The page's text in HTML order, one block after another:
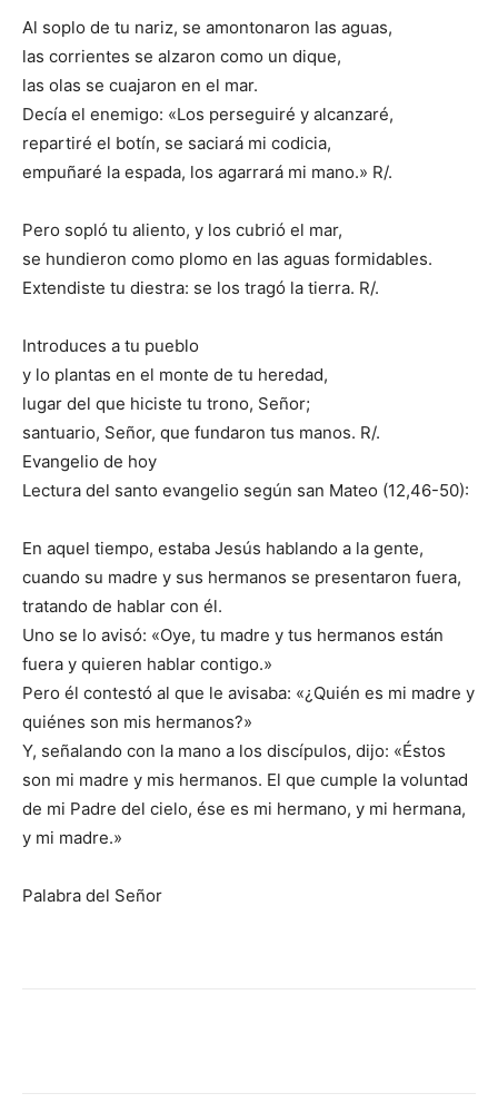
Al soplo de tu nariz, se amontonaron las aguas,
las corrientes se alzaron como un dique,
las olas se cuajaron en el mar.
Decía el enemigo: «Los perseguiré y alcanzaré,
repartiré el botín, se saciará mi codicia,
empuñaré la espada, los agarrará mi mano.» R/.
Pero sopló tu aliento, y los cubrió el mar,
se hundieron como plomo en las aguas formidables.
Extendiste tu diestra: se los tragó la tierra. R/.
Introduces a tu pueblo
y lo plantas en el monte de tu heredad,
lugar del que hiciste tu trono, Señor;
santuario, Señor, que fundaron tus manos. R/.
Evangelio de hoy
Lectura del santo evangelio según san Mateo (12,46-50):
En aquel tiempo, estaba Jesús hablando a la gente,
cuando su madre y sus hermanos se presentaron fuera,
tratando de hablar con él.
Uno se lo avisó: «Oye, tu madre y tus hermanos están
fuera y quieren hablar contigo.»
Pero él contestó al que le avisaba: «¿Quién es mi madre y
quiénes son mis hermanos?»
Y, señalando con la mano a los discípulos, dijo: «Éstos
son mi madre y mis hermanos. El que cumple la voluntad
de mi Padre del cielo, ése es mi hermano, y mi hermana,
y mi madre.»
Palabra del Señor